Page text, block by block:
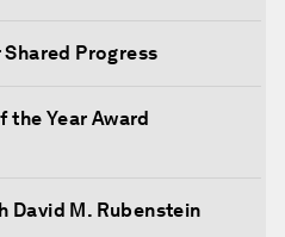
Progress
the Year Award
David M. Rubenstein